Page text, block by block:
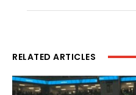
RELATED ARTICLES